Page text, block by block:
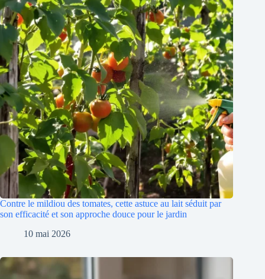
Contre le mildiou des tomates, cette astuce au lait séduit par
son efficacité et son approche douce pour le jardin
10 mai 2026